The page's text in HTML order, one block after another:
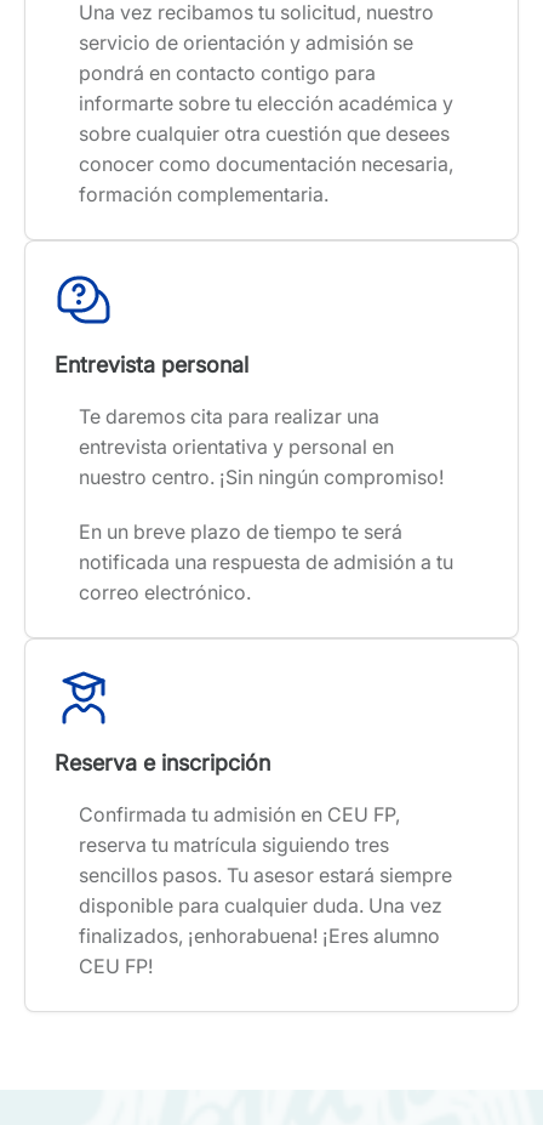
Una vez recibamos tu solicitud, nuestro
servicio de orientación y admisión se
pondrá en contacto contigo para
informarte sobre tu elección académica y
sobre cualquier otra cuestión que desees
conocer como documentación necesaria,
formación complementaria.
Entrevista personal
Te daremos cita para realizar una
entrevista orientativa y personal en
nuestro centro. ¡Sin ningún compromiso!
En un breve plazo de tiempo te será
notificada una respuesta de admisión a tu
correo electrónico.
Reserva e inscripción
Confirmada tu admisión en CEU FP,
reserva tu matrícula siguiendo tres
sencillos pasos. Tu asesor estará siempre
disponible para cualquier duda. Una vez
finalizados, ¡enhorabuena! ¡Eres alumno
CEU FP!